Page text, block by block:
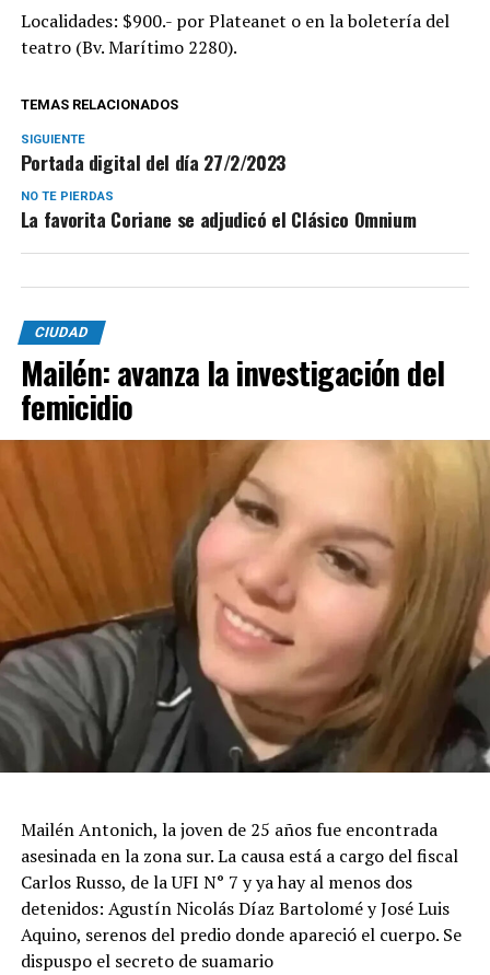
Localidades: $900.- por Plateanet o en la boletería del
teatro (Bv. Marítimo 2280).
TEMAS RELACIONADOS
SIGUIENTE
Portada digital del día 27/2/2023
NO TE PIERDAS
La favorita Coriane se adjudicó el Clásico Omnium
CIUDAD
Mailén: avanza la investigación del
femicidio
Mailén Antonich, la joven de 25 años fue encontrada
asesinada en la zona sur. La causa está a cargo del fiscal
Carlos Russo, de la UFI N° 7 y ya hay al menos dos
detenidos: Agustín Nicolás Díaz Bartolomé y José Luis
Aquino, serenos del predio donde apareció el cuerpo. Se
dispuspo el secreto de suamario